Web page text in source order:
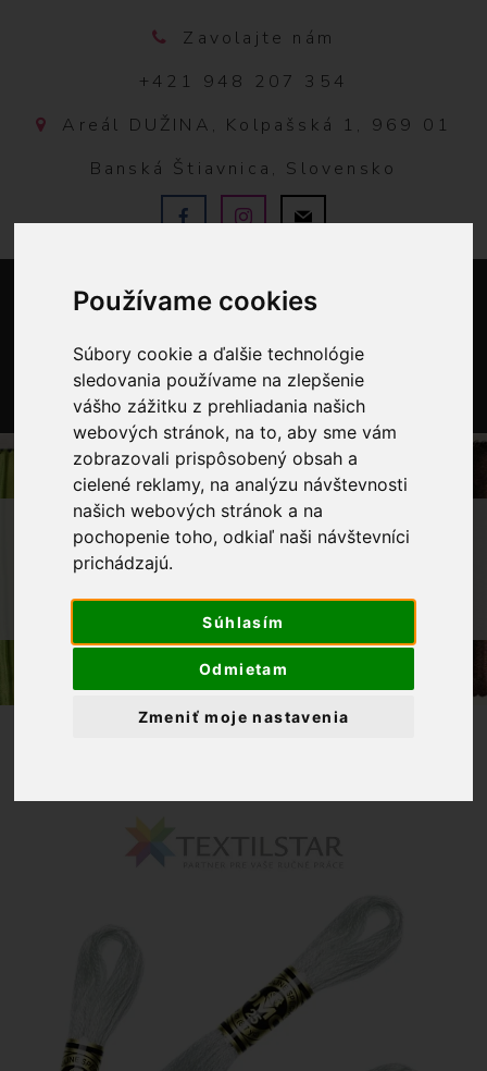
Používame cookies
Súbory cookie a ďalšie technológie
sledovania používame na zlepšenie
vášho zážitku z prehliadania našich
webových stránok, na to, aby sme vám
zobrazovali prispôsobený obsah a
cielené reklamy, na analýzu návštevnosti
našich webových stránok a na
pochopenie toho, odkiaľ naši návštevníci
prichádzajú.
Súhlasím
Odmietam
Zmeniť moje nastavenia
Zavolajte nám
+421 948 207 354
Areál DUŽINA, Kolpašská 1, 969 01
Banská Štiavnica, Slovensko
0
OBCHOD GALANTÉRIA
BAVLNKY NA VYŠÍVANIE
MULINKY NA VYŠÍVANIE DMC 3756 -
MODRÁ